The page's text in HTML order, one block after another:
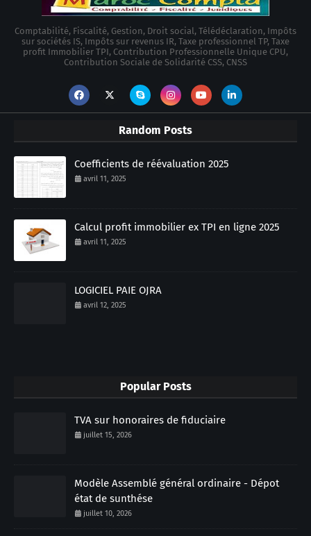
Comptabilité, Fiscalité, Gestion, Droit social, Télédéclaration, Impôts
sur sociétés IS, Impôts sur revenus IR, Taxe professionnel TP, Taxe
profit Immobilier TPI, Contribution Professionnelle Unique CPU,
Contribution Sociale de Solidarité CSS, CNSS
Random Posts
Coefficients de réévaluation 2025
avril 11, 2025
Calcul profit immobilier ex TPI en ligne 2025
avril 11, 2025
LOGICIEL PAIE OJRA
avril 12, 2025
Popular Posts
TVA sur honoraires de fiduciaire
juillet 15, 2026
Modèle Assemblé général ordinaire - Dépot
état de sunthése
juillet 10, 2026